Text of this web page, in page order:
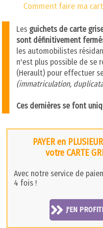
Comment faire ma
Les guichets de carte
sont définitivement
les automobilistes
n'est plus possible de se
(Herault) pour effectuer
(immatriculation,
Ces dernières se font
PAYER en
votre CARTE
Avec notre service de
4 fois !
J'EN